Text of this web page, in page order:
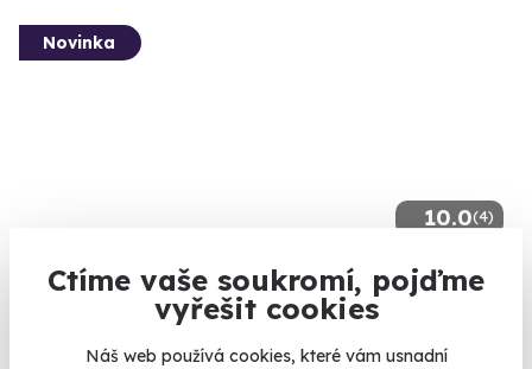
Ctíme vaše soukromí, pojďme
vyřešit cookies
Náš web používá cookies, které vám usnadní
10.0(4)
Novinka
Univerzální poukaz na masáž
Vyberte si jednu z luxusních masážích a dopřejte si chvíli